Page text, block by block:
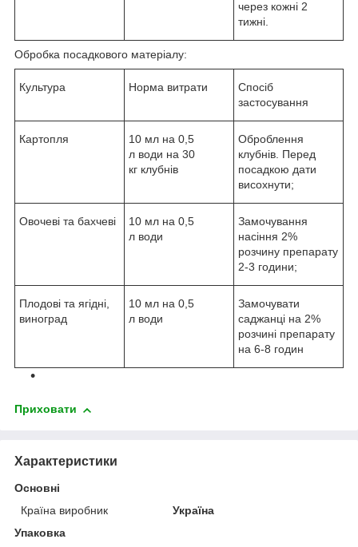
через кожні 2
тижні.
Обробка посадкового матеріалу:
Культура Норма витрати
Спосіб
застосування
Картопля
10 мл на 0,5
л води на 30
кг клубнів
Оброблення
клубнів. Перед
посадкою дати
висохнути;
Овочеві та бахчеві
10 мл на 0,5
л води
Замочування
насіння 2%
розчину препарату
2-3 години;
Плодові та ягідні,
виноград
10 мл на 0,5
л води
Замочувати
саджанці на 2%
розчині препарату
на 6-8 годин
Приховати
Характеристики
Основні
Країна виробник
Україна
Упаковка